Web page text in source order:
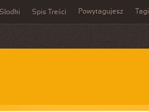
Słodki Spis Treści Powytagujesz Tagi